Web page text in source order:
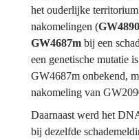
het ouderlijke
nakomelingen (
GW4687m bij een
een genetische mutatie
GW4687m onbekend,
nakomeling van
Daarnaast werd het